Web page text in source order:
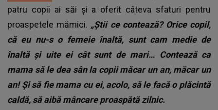
patru copii ai săi și a oferit câteva sfaturi pentru
proaspetele mămici. „Știi ce contează? Orice copil,
că eu nu-s o femeie înaltă, sunt cam medie de
înaltă și uite ei cât sunt de mari… Contează ca
mama să le dea sân la copii măcar un an, măcar un
an! Și să fie mama cu ei, acolo, să le facă o plăcintă
caldă, să aibă mâncare proaspătă zilnic.